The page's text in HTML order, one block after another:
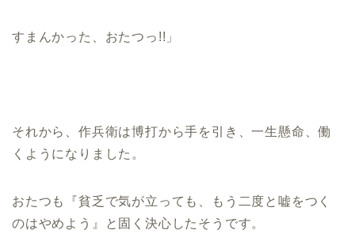
すまんかった、おたつっ!!」
それから、作兵衛は博打から手を引き、一生懸命、働
くようになりました。
おたつも『貧乏で気が立っても、もう二度と嘘をつく
のはやめよう』と固く決心したそうです。